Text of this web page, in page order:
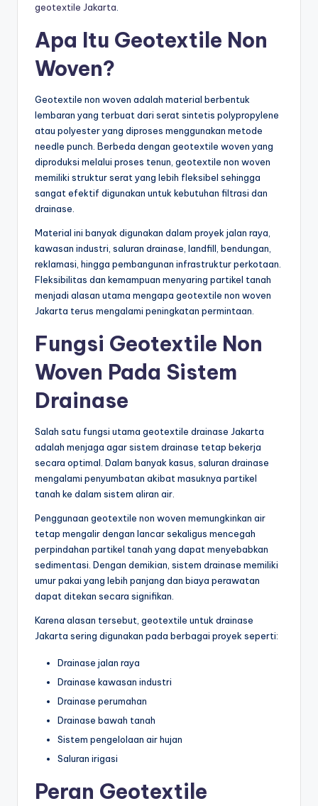
geotextile Jakarta
Apa Itu Geotextile Non
Woven?
Geotextile non woven adalah material berbentuk
lembaran yang terbuat dari serat sintetis polypropylene
atau polyester yang diproses menggunakan metode
needle punch. Berbeda dengan geotextile woven yang
diproduksi melalui proses tenun, geotextile non woven
memiliki struktur serat yang lebih fleksibel sehingga
sangat efektif digunakan untuk kebutuhan filtrasi dan
drainase.
Material ini banyak digunakan dalam proyek jalan raya,
kawasan industri, saluran drainase, landfill, bendungan,
reklamasi, hingga pembangunan infrastruktur perkotaan.
Fleksibilitas dan kemampuan menyaring partikel tanah
menjadi alasan utama mengapa geotextile non woven
Jakarta terus mengalami peningkatan permintaan.
Fungsi Geotextile Non
Woven Pada Sistem
Drainase
Salah satu fungsi utama geotextile drainase Jakarta
adalah menjaga agar sistem drainase tetap bekerja
secara optimal. Dalam banyak kasus, saluran drainase
mengalami penyumbatan akibat masuknya partikel
tanah ke dalam sistem aliran air.
Penggunaan geotextile non woven memungkinkan air
tetap mengalir dengan lancar sekaligus mencegah
perpindahan partikel tanah yang dapat menyebabkan
sedimentasi. Dengan demikian, sistem drainase memiliki
umur pakai yang lebih panjang dan biaya perawatan
dapat ditekan secara signifikan.
Karena alasan tersebut, geotextile untuk drainase
Jakarta sering digunakan pada berbagai proyek seperti:
Drainase jalan raya
Drainase kawasan industri
Drainase perumahan
Drainase bawah tanah
Sistem pengelolaan air hujan
Saluran irigasi
Peran Geotextile